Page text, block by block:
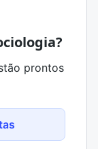
prontos